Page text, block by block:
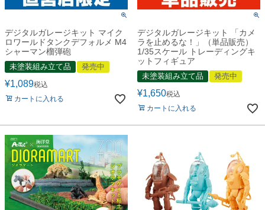
デジタルガレージキット マイク
ロワールドタンクデフォルメ M4
シャーマン榴弾砲
未塗装組み立て品 発売中
¥1,089税込
カートに入れる
デジタルガレージキット 「カメ
ラを止めるな！」（単品販売）
1/35スケール トレーディングキ
ットフィギュア
未塗装組み立て品 発売中
¥1,650税込
カートに入れる